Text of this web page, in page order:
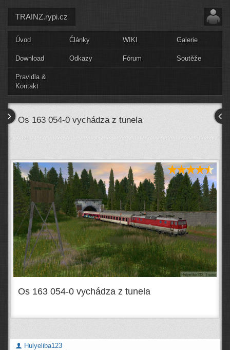
TRAINZ.rypi.cz
Úvod Články WIKI Galerie
Download Odkazy Fórum Soutěže
Pravidla &
Kontakt
Os 163 054-0 vychádza z tunela
Os 163 054-0 vychádza z tunela
Hulyeliba123